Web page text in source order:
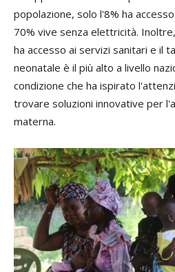
popolazione, solo l'8% ha
70% vive senza elettricità.
ha accesso ai servizi sanitari e il
neonatale è il più alto a livello
condizione che ha ispirato
trovare soluzioni innovative per
materna.